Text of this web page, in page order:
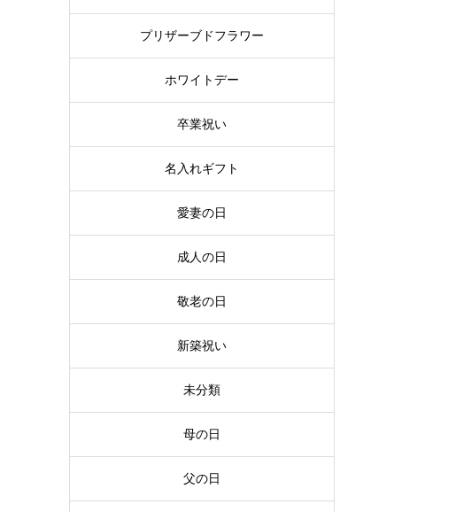
プリザーブドフラワー
ホワイトデー
卒業祝い
名入れギフト
愛妻の日
成人の日
敬老の日
新築祝い
未分類
母の日
父の日